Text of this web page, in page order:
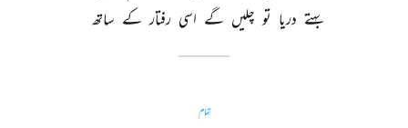
بہتے دریا تو چلیں گے اسی رفتار کے ساتھ
تمام